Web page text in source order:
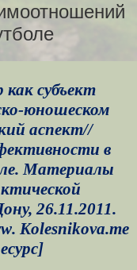
как субъект
юношеском
аспект//
в
Материалы
26.11.2011.
. Kolesnikova.me